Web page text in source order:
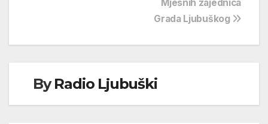
Mjesnih zajednica
Grada Ljubuškog
ByRadio Ljubuški